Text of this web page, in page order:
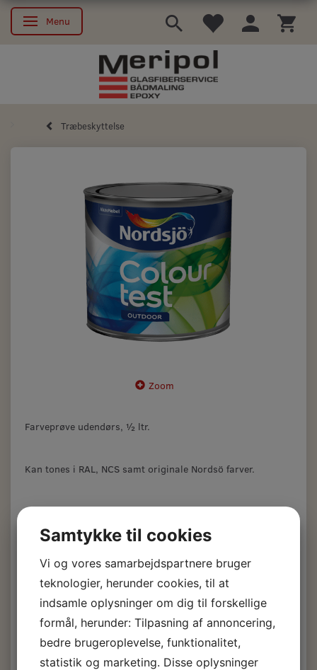
Skifte navigation
Menu
Træbeskyttelse
Zoom
Farveprøve udendørs, ½ ltr.
Kan tones i RAL, NCS samt originale Nordsö farver.
Farveønske skal tilføjes i kommentarfeltet.
Farveprøve, Udendørs,
½ ltr.
89,00 DKKm/Moms
71,20 DKK u/Moms)
Samtykke til cookies
Vi og vores samarbejdspartnere bruger
teknologier, herunder cookies, til at
indsamle oplysninger om dig til forskellige
formål, herunder: Tilpasning af annoncering,
bedre brugeroplevelse, funktionalitet,
statistik og marketing. Disse oplysninger